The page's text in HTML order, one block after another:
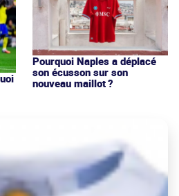
Pourquoi Naples a déplacé
son écusson sur son
nouveau maillot ?